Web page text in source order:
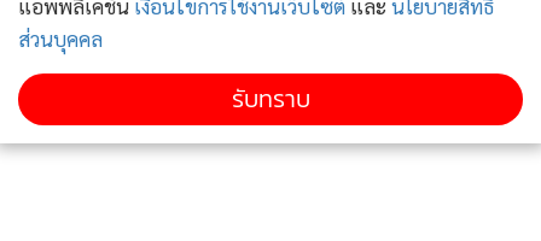
แอพพลิเคชั่น เงื่อนไขการใช้งานเว็บไซต์ และ นโยบายสิทธิ
ส่วนบุคคล
รับทราบ